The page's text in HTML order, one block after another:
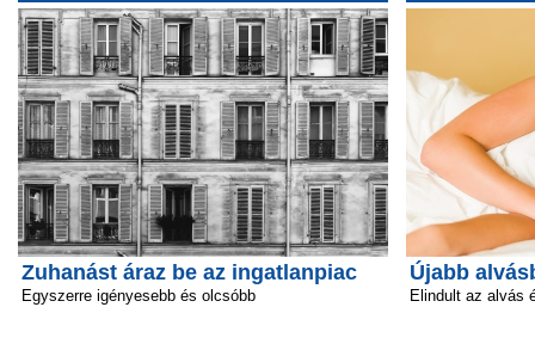
Zuhanást áraz be az ingatlanpiac
Egyszerre igényesebb és olcsóbb
Újabb
Elindult az alvás